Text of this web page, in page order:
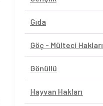
Gıda
Göç - Mülteci Hakları
Gönüllü
Hayvan Hakları